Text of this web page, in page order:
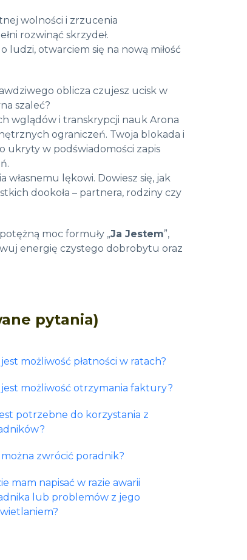
wolności i zrzucenia
rozwinąć skrzydeł.
ludzi, otwarciem się na nową miłość
oblicza czujesz ucisk w
szaleć?
wglądów i transkrypcji nauk Arona
ograniczeń. Twoja blokada i
ukryty w podświadomości zapis
lękowi. Dowiesz się, jak
dookoła – partnera, rodziny czy
moc formuły „Ja Jestem”,
energię czystego dobrobytu oraz
pytania)
możliwość płatności w ratach?
jest możliwość otrzymania faktury?
potrzebne do korzystania z
można zwrócić poradnik?
mam napisać w razie awarii
lub problemów z jego